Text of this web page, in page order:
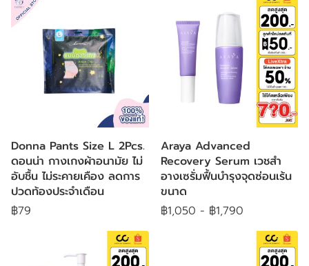
Donna Pants Size L 2Pcs.
ดอนน่า กางเกงผ้าอนามัย ไม่
อับชื้น ไม่ระคายเคือง ลดการ
ปวดท้องประจำเดือน
฿79
Araya Advanced
Recovery Serum เวชสำ
อางเซรั่มฟื้นบำรุงจุดซ่อนเร้น
ขนาด
฿1,050 - ฿1,790